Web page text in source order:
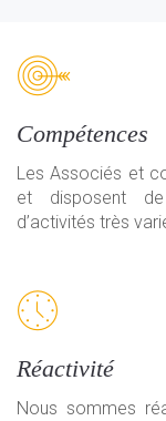
Compétences
Les Associés et
et disposent
d’activités très
Réactivité
Nous sommes